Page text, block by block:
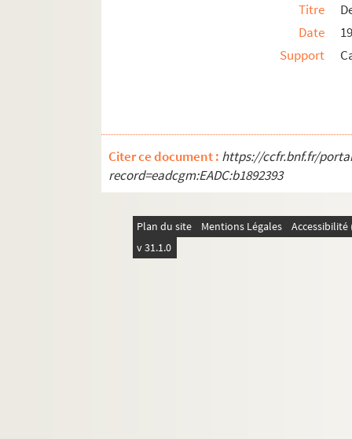
Titre
Date
Support
Citer ce document : https://ccfr.bnf.fr/
record=eadcgm:EADC:b1892393
Plan du site Mentions Légales
v 31.1.0